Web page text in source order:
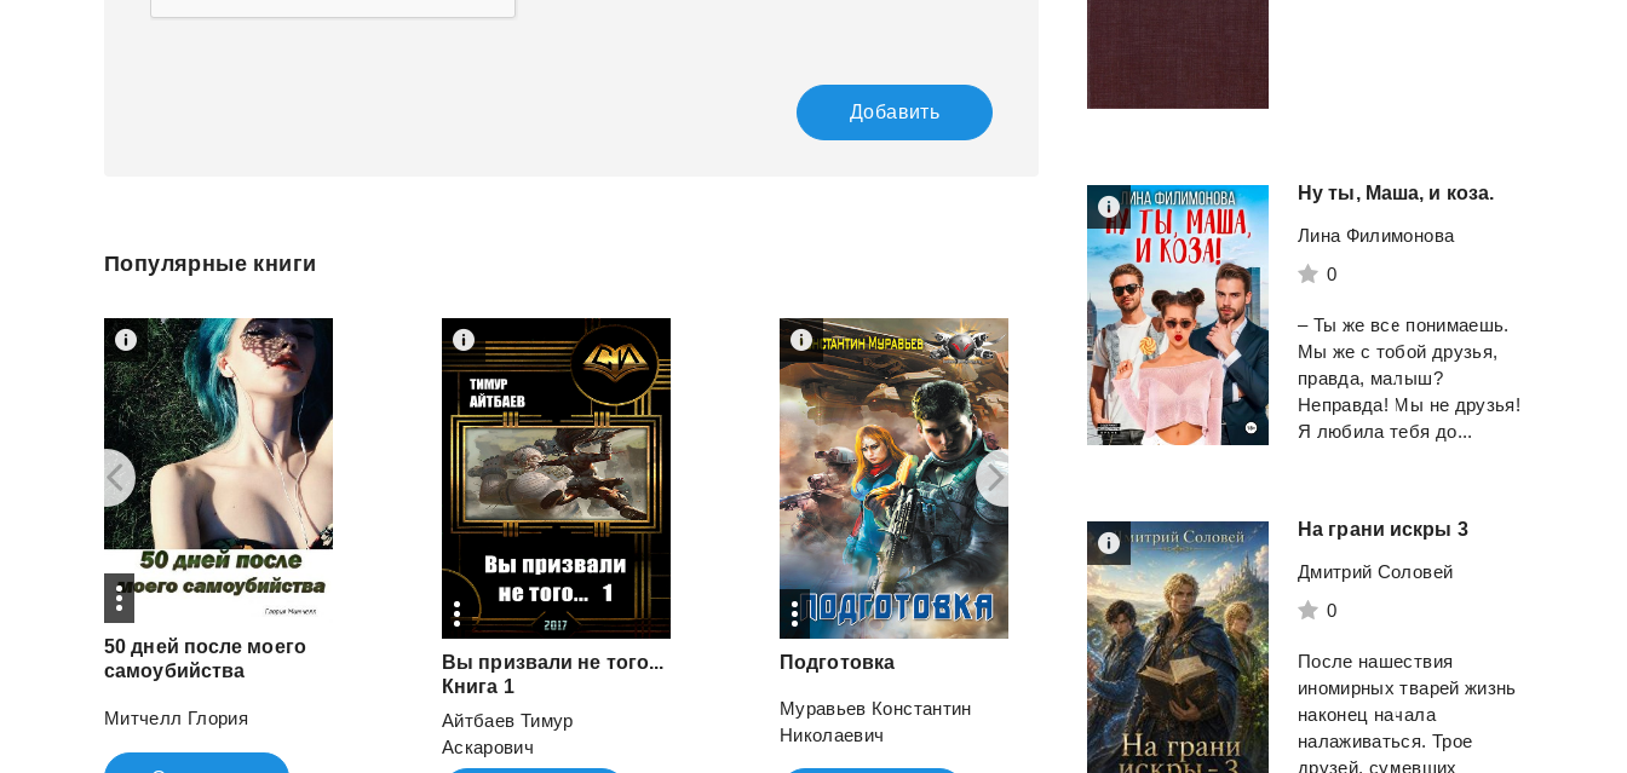
Добавить
Популярные книги
50 дней после моего
самоубийства
Митчелл Глория
Вы призвали не того...
Книга 1
Айтбаев Тимур
Аскарович
Подготовка
Муравьев Константин
Николаевич
Ермак. Революция.
Книга девятая.
Валериев Игорь
Ну ты, Маша, и коза.
Лина Филимонова
0
– Ты же все понимаешь.
Мы же с тобой друзья,
правда, малыш?
Неправда! Мы не друзья!
Я любила тебя до...
На грани искры 3
Дмитрий Соловей
0
После нашествия
иномирных тварей жизнь
наконец начала
налаживаться. Трое
друзей, сумевших